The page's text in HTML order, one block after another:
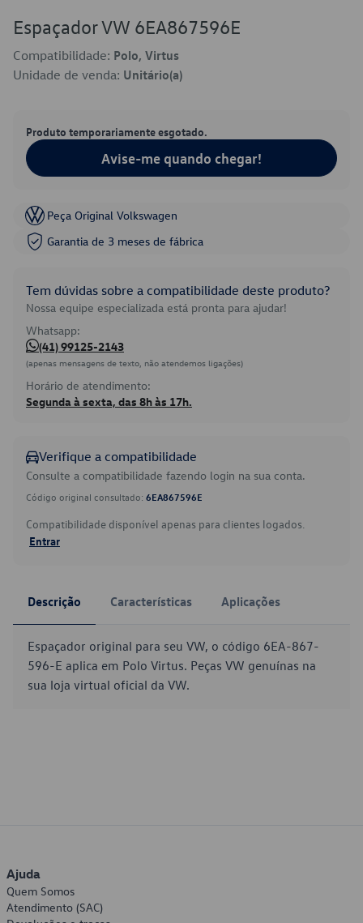
Espaçador VW 6EA867596E
Compatibilidade: Polo, Virtus
Unidade de venda: Unitário(a)
Produto temporariamente esgotado.
Avise-me quando chegar!
Peça Original Volkswagen
Garantia de 3 meses de fábrica
Tem dúvidas sobre a compatibilidade deste produto?
Nossa equipe especializada está pronta para ajudar!
Whatsapp:
(41) 99125-2143
(apenas mensagens de texto, não atendemos ligações)
Horário de atendimento:
Segunda à sexta, das 8h às 17h.
Verifique a compatibilidade
Consulte a compatibilidade fazendo login na sua conta.
Código original consultado: 6EA867596E
Compatibilidade disponível apenas para clientes logados.
Entrar
Descrição Características Aplicações
Espaçador original para seu VW, o código 6EA-867-
596-E aplica em Polo Virtus. Peças VW genuínas na
sua loja virtual oficial da VW.
Ajuda
Quem Somos
Atendimento (SAC)